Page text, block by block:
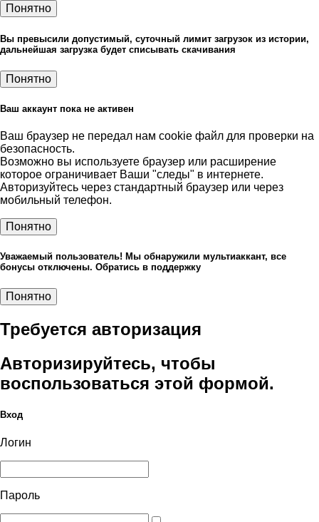
Понятно
Вы превысили допустимый, суточный лимит загрузок из истории,
дальнейшая загрузка будет списывать скачивания
Понятно
Ваш аккаунт пока не активен
Ваш браузер не передал нам cookie файл для проверки на
безопасность.
Возможно вы используете браузер или расширение
которое ограничивает Ваши "следы" в интернете.
Авторизуйтесь через стандартный браузер или через
мобильный телефон.
Понятно
Уважаемый пользователь! Мы обнаружили мультиаккант, все
бонусы отключены. Обратись в поддержку
Понятно
Требуется авторизация
Авторизируйтесь, чтобы
воспользоваться этой формой.
Вход
Логин
Пароль